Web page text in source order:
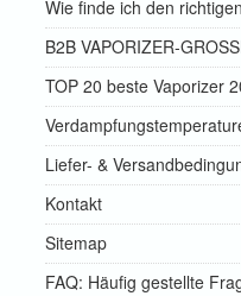
Wie finde ich den
B2B VAPORIZER-
TOP 20 beste Vaporizer
Liefer- &
Kontakt
Sitemap
FAQ: Häufig gestellte